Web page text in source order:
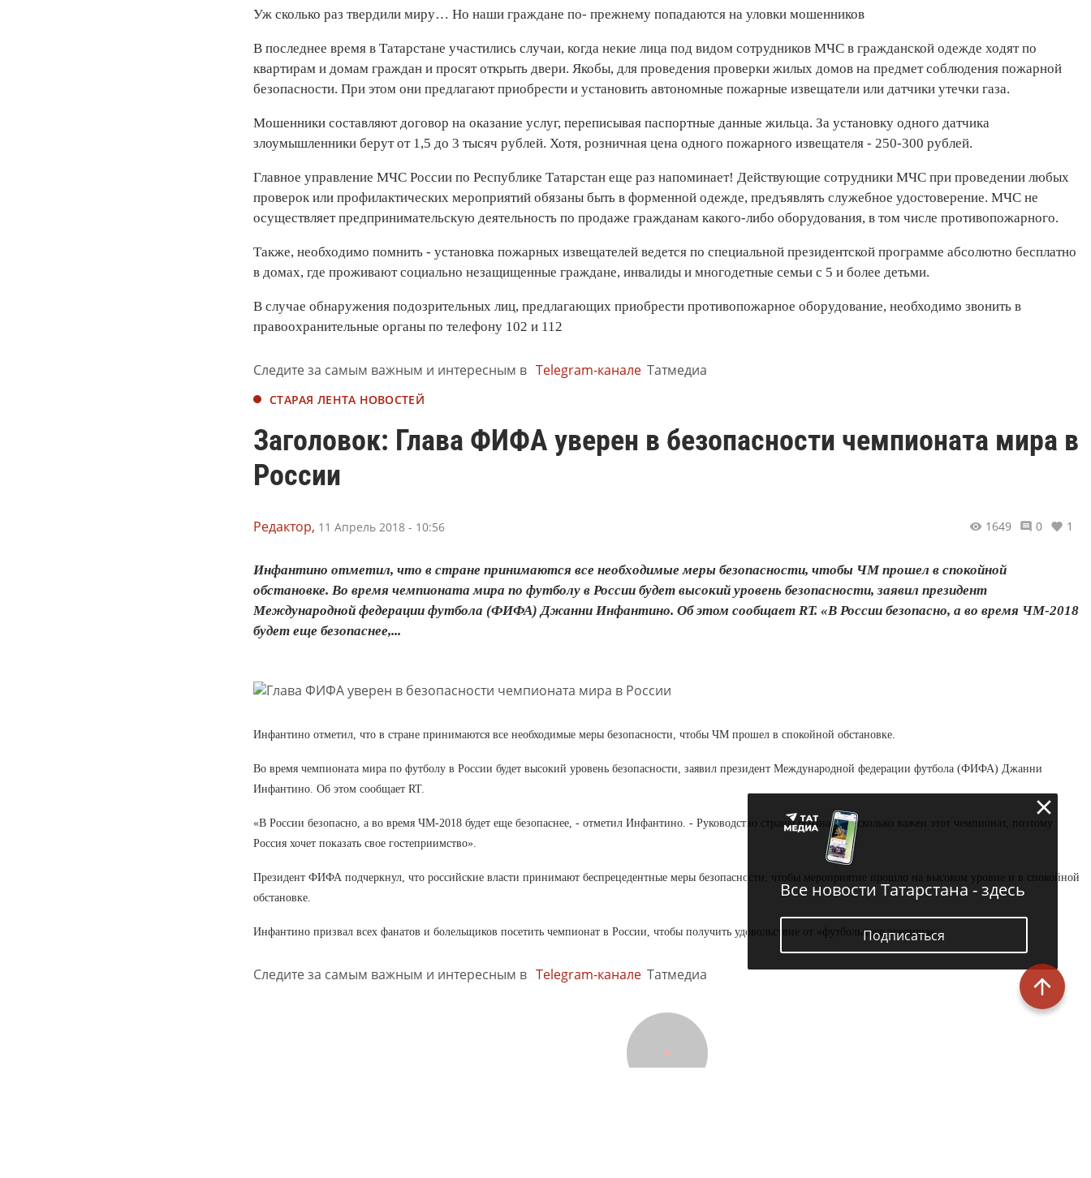
Уж сколько раз твердили миру… Но наши граждане по- прежнему попадаются на уловки мошенников
В последнее время в Татарстане участились случаи, когда некие лица под видом сотрудников МЧС в гражданской одежде ходят по
квартирам и домам граждан и просят открыть двери. Якобы, для проведения проверки жилых домов на предмет соблюдения пожарной
безопасности. При этом они предлагают приобрести и установить автономные пожарные извещатели или датчики утечки газа.
Мошенники составляют договор на оказание услуг, переписывая паспортные данные жильца. За установку одного датчика
злоумышленники берут от 1,5 до 3 тысяч рублей. Хотя, розничная цена одного пожарного извещателя - 250-300 рублей.
Главное управление МЧС России по Республике Татарстан еще раз напоминает! Действующие сотрудники МЧС при проведении любых
проверок или профилактических мероприятий обязаны быть в форменной одежде, предъявлять служебное удостоверение. МЧС не
осуществляет предпринимательскую деятельность по продаже гражданам какого-либо оборудования, в том числе противопожарного.
Также, необходимо помнить - установка пожарных извещателей ведется по специальной президентской программе абсолютно бесплатно
в домах, где проживают социально незащищенные граждане, инвалиды и многодетные семьи с 5 и более детьми.
В случае обнаружения подозрительных лиц, предлагающих приобрести противопожарное оборудование, необходимо звонить в
правоохранительные органы по телефону 102 и 112
Следите за самым важным и интересным в Telegram-канале Татмедиа
СТАРАЯ ЛЕНТА НОВОСТЕЙ
Заголовок: Глава ФИФА уверен в безопасности чемпионата мира в
России
Редактор, 11 Апрель 2018 - 10:56 1649 0 1
Инфантино отметил, что в стране принимаются все необходимые меры безопасности, чтобы ЧМ прошел в спокойной
обстановке. Во время чемпионата мира по футболу в России будет высокий уровень безопасности, заявил президент
Международной федерации футбола (ФИФА) Джанни Инфантино. Об этом сообщает RT. «В России безопасно, а во время ЧМ-2018
будет еще безопаснее,...
Инфантино отметил, что в стране принимаются все необходимые меры безопасности, чтобы ЧМ прошел в спокойной обстановке.
Во время чемпионата мира по футболу в России будет высокий уровень безопасности, заявил президент Международной федерации футбола (ФИФА) Джанни
Инфантино. Об этом сообщает RT.
«В России безопасно, а во время ЧМ-2018 будет еще безопаснее, - отметил Инфантино. - Руководство страны осознает, насколько важен этот чемпионат, поэтому
Россия хочет показать свое гостеприимство».
Президент ФИФА подчеркнул, что российские власти принимают беспрецедентные меры безопасности, чтобы мероприятие прошло на высоком уровне и в спокойной
обстановке.
Инфантино призвал всех фанатов и болельщиков посетить чемпионат в России, чтобы получить удовольствие от «футбольного зрелища».
Следите за самым важным и интересным в Telegram-канале Татмедиа
Все новости Татарстана - здесь
Подписаться